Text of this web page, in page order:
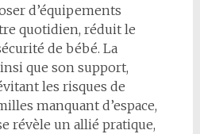
d’équipements
quotidien, réduit le
de bébé. La
que son support,
les risques de
manquant d’espace,
révèle un allié pratique,